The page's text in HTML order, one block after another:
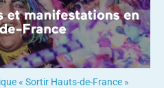
« Sortir Hauts-de-France »